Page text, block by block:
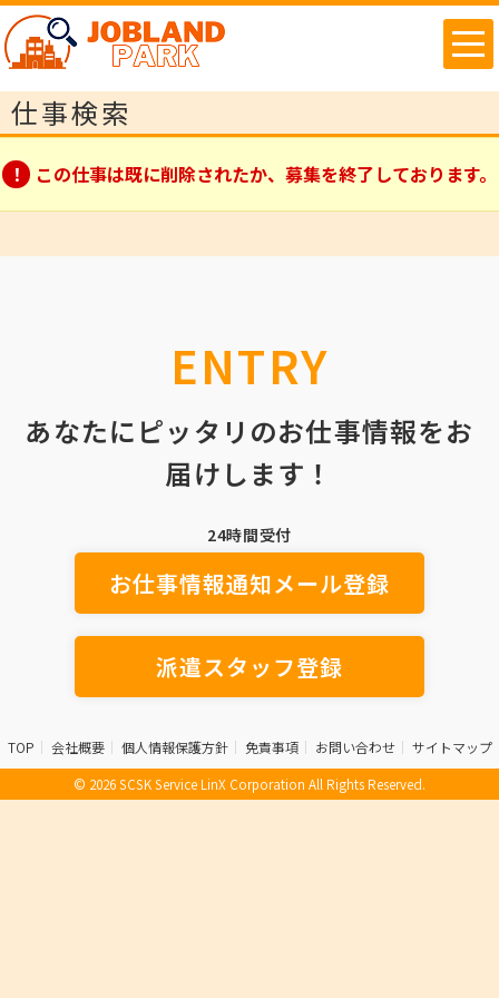
仕事検索
この仕事は既に削除されたか、募集を終了しております。
ENTRY
あなたにピッタリのお仕事情報をお
届けします！
24時間受付
お仕事情報通知メール登録
派遣スタッフ登録
TOP 会社概要 個人情報保護方針 免責事項 お問い合わせ
サイトマップ
© 2026 SCSK Service LinX Corporation All Rights Reserved.